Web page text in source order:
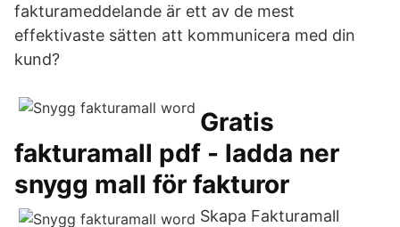
fakturameddelande är ett av de mest
effektivaste sätten att kommunicera med din
kund?
Gratis
fakturamall pdf - ladda ner
snygg mall för fakturor
Skapa Fakturamall